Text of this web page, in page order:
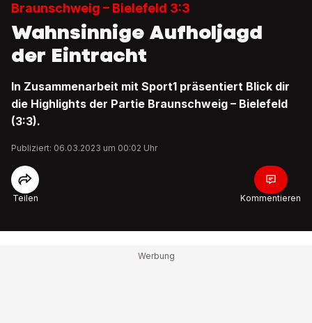
Braunschweig – Bielefeld 3:3
Wahnsinnige Aufholjagd
der Eintracht
In Zusammenarbeit mit Sport1 präsentiert Blick dir
die Highlights der Partie Braunschweig – Bielefeld
(3:3).
Publiziert: 06.03.2023 um 00:02 Uhr
Teilen Kommentieren